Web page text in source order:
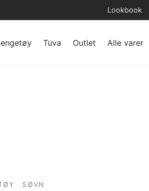
Lookbook
Tuva Outlet Alle varer
SØVN